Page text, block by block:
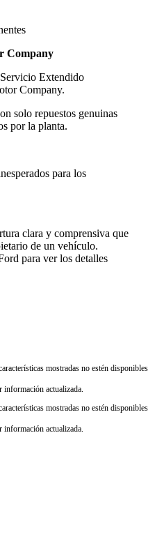
Company
Extendido
Company.
solo repuestos genuinas
por la planta.
para los
clara y comprensiva que
de un vehículo.
para ver los detalles
mostradas no estén disponibles
actualizada.
mostradas no estén disponibles
actualizada.